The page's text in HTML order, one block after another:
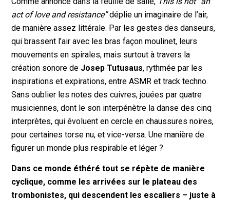
act of love and resistance”déplie un imaginaire de l’air,
de manière assez littérale. Par les gestes des danseurs,
qui brassent l’air avec les bras façon moulinet, leurs
mouvements en spirales, mais surtout à travers la
création sonore de Josep Tutusaus, rythmée par les
inspirations et expirations, entre ASMR et track techno.
Sans oublier les notes des cuivres, jouées par quatre
musiciennes, dont le son interpénètre la danse des cinq
interprètes, qui évoluent en cercle en chaussures noires,
pour certaines torse nu, et vice-versa. Une manière de
figurer un monde plus respirable et léger ?
Dans ce monde éthéré tout se répète de manière
cyclique, comme les arrivées sur le plateau des
trombonistes, qui descendent les escaliers – juste à